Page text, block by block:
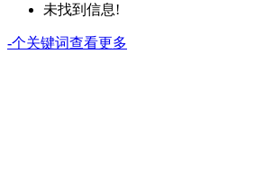
未找到信息!
-个关键词查看更多